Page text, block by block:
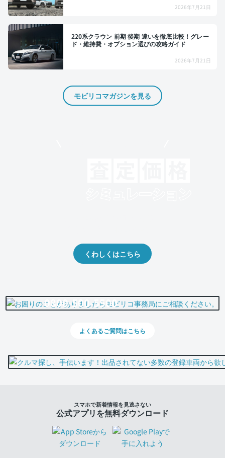
2026年7月21日
220系クラウン 前期 後期 違いを徹底比較！グレー
ド・維持費・オプション選びの攻略ガイド
2026年7月21日
モビリコマガジンを見る
くわしくはこちら
0800-500-5500
よくあるご質問はこちら
スマホで新着情報を見逃さない
公式アプリを無料ダウンロード